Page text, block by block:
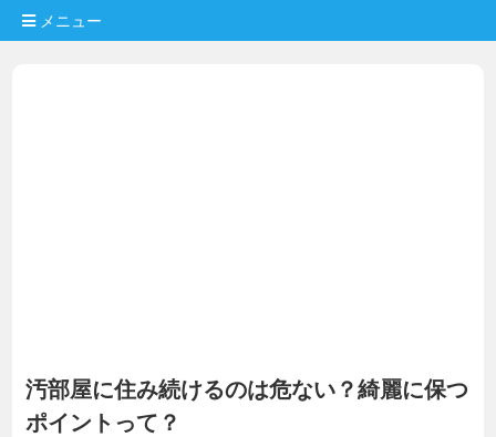
メニュー
汚部屋に住み続けるのは危ない？綺麗に保つ
ポイントって？